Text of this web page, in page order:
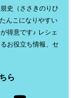
史（ささきのりひ
んこになりやすい
得意です♪ レシェ
お役立ち情報、セ
ら